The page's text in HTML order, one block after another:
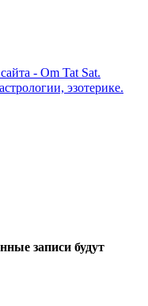
- Om Tat Sat.
эзотерике.
записи будут